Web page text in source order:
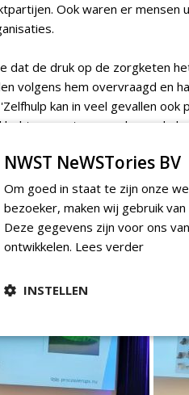
Ook waren er mensen
dat de druk op de zorgketen
volgens hem overvraagd en
kan in veel gevallen
moet men wel naar de
zal volgend jaar
NWST NeWSTories BV
Om goed in staat te zijn onze
bezoeker, maken wij gebruik van
Deze gegevens zijn voor ons
ontwikkelen. Lees verder
INSTELLEN